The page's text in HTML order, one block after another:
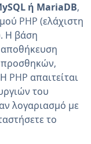
ή MariaDB,
PHP (ελάχιστη
Η βάση
αποθήκευση
PHP απαιτείται
του
λογαριασμό με
το